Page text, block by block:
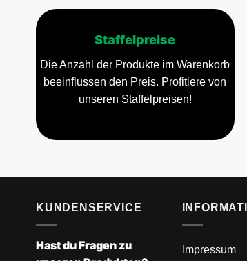
Staffelpreise
Die Anzahl der Produkte im Warenkorb
beeinflussen den Preis. Profitiere von
unseren Staffelpreisen!
KUNDENSERVICE
Hast du Fragen zu
Impressum